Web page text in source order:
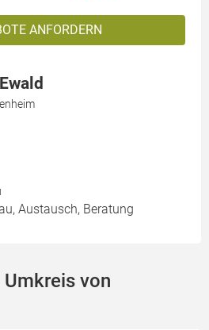
ANFORDERN
Austausch, Beratung
von